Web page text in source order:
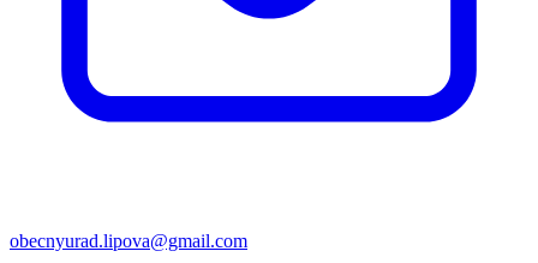
obecnyurad.lipova@gmail.com